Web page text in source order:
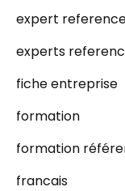
expert
experts
fiche entreprise
formation
formation
francais